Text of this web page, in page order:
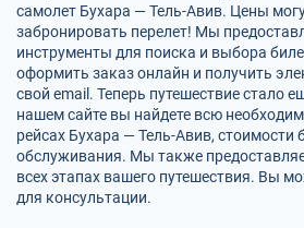
самолет Бухара — Тель-Авив. Цены
забронировать перелет! Мы
инструменты для поиска и выбора
оформить заказ онлайн и получить
свой email. Теперь путешествие стало
нашем сайте вы найдете всю
рейсах Бухара — Тель-Авив, стоимости
обслуживания. Мы также
всех этапах вашего путешествия. Вы
для консультации.